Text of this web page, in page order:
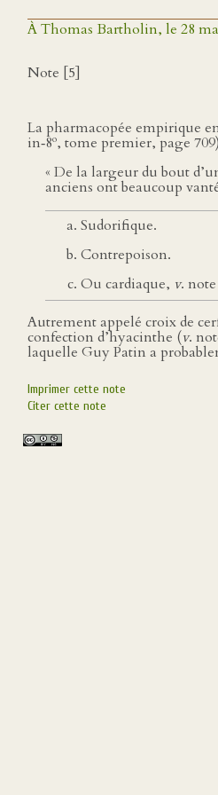
À Thomas Bartholin, le 28
Note [5]
La pharmacopée empirique
in‑8o, tome premier, page
« De la largeur du bout
anciens ont beaucoup
Sudorifique.
Contrepoison.
Ou cardiaque, v. note
Autrement appelé croix de
confection d’hyacinthe (v.
laquelle Guy Patin a
Imprimer cette note
Citer cette note